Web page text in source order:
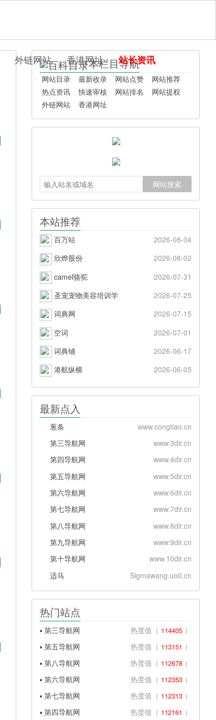
外链网站 香港网址 站长资讯
本栏目导航
网站目录 最新收录 网站点赞
网站推荐
热点资讯
快速审核 网站排名
网站提权
外链网站
香港网址
网站搜索
本站推荐
百万站
2026-08-04
欣烨股份
2026-08-02
camel骆驼
2026-07-31
圣宠宠物美容培训学
2026-07-25
词典网
2026-07-15
空词
2026-07-01
词典铺
2026-06-17
港航纵横
2026-06-05
最新点入
葱条
www.congtiao.cn
第三导航网
www.3dir.cn
第四导航网
www.4dir.cn
第五导航网
www.5dir.cn
第六导航网
www.6dir.cn
第七导航网
www.7dir.cn
第八导航网
www.8dir.cn
第九导航网
www.9dir.cn
第十导航网
www.10dir.cn
适马
Sigmawang.uo0.cn
热门站点
▪ 第三导航网 热度值（ 114405 ）
▪ 第五导航网
热度值（ 113151 ）
▪ 第八导航网
热度值（ 112678 ）
▪ 第六导航网
热度值（ 112353 ）
▪ 第七导航网
热度值（ 112313 ）
▪ 第四导航网
热度值（ 112161 ）